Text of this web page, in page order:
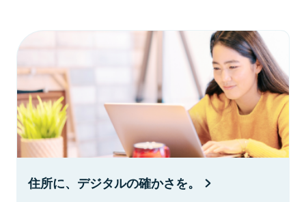
住所に、デジタルの確かさを。